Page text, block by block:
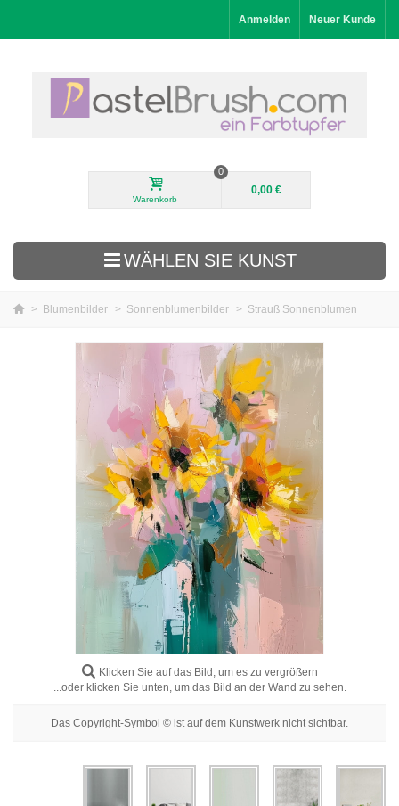
Anmelden Neuer Kunde
Warenkorb
0
0,00 €
WÄHLEN SIE KUNST
> Blumenbilder > Sonnenblumenbilder > Strauß Sonnenblumen
Klicken Sie auf das Bild, um es zu vergrößern
...oder klicken Sie unten, um das Bild an der Wand zu sehen.
Das Copyright-Symbol © ist auf dem Kunstwerk nicht sichtbar.